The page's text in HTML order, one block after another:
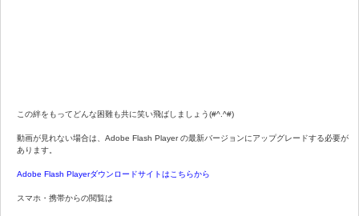
この絆をもってどんな困難も共に笑い飛ばしましょう(#^.^#)
動画が見れない場合は、Adobe Flash Player の最新バージョンにアップグレードする必要が
あります。
Adobe Flash Playerダウンロードサイトはこちらから
スマホ・携帯からの閲覧は